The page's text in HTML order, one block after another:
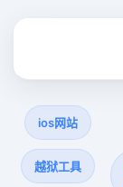
ios网站
越狱工具